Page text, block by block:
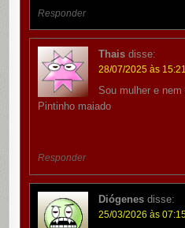
Responder
Thais disse:
28/07/2025 às 15:21
Sou mulher e
Pintinho maiado
Responder
Diógenes disse:
25/03/2026 às